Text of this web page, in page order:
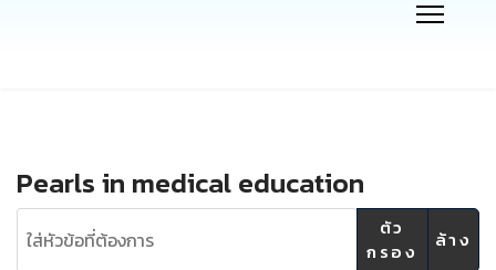
Pearls in medical education
ใส่หัวข้อที่ต้องการ
ตัว
กรอง
ล้าง